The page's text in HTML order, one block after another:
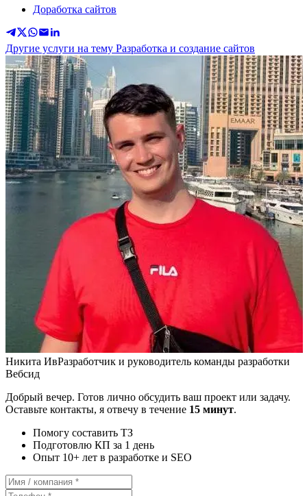
Доработка сайтов
Другие услуги на тему Разработка и создание сайтов
Никита ИвРазработчик и руководитель команды разработки
Вебсид
Добрый вечер. Готов лично обсудить ваш проект или задачу.
Оставьте контакты, я отвечу в течение 15 минут.
Помогу составить ТЗ
Подготовлю КП за 1 день
Опыт 10+ лет в разработке и SEO